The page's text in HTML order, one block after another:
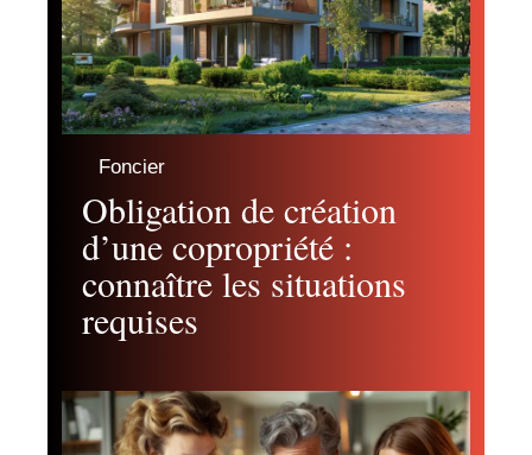
Foncier
Obligation de création
d’une copropriété :
connaître les situations
requises